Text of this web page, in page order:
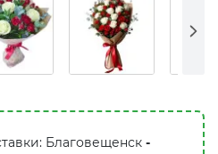
Благовещенск -